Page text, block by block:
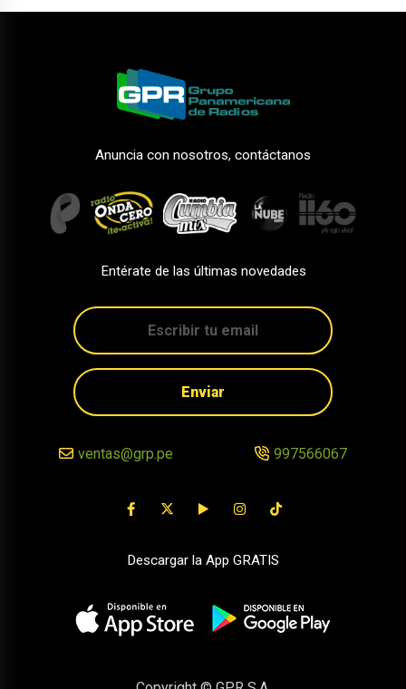
Anuncia con nosotros, contáctanos
Entérate de las últimas novedades
Enviar
ventas@grp.pe 997566067
Descargar la App GRATIS